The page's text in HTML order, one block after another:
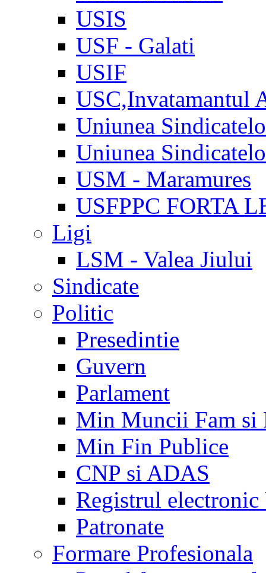
USIS
USF - Galati
USIF
USC,Invatamantul
Uniunea
Uniunea
USM - Maramures
USFPPC FORTA
Ligi
LSM - Valea Jiului
Sindicate
Politic
Presedintie
Guvern
Parlament
Min Muncii Fam si
Min Fin Publice
CNP si ADAS
Registrul electronic
Patronate
Formare Profesionala